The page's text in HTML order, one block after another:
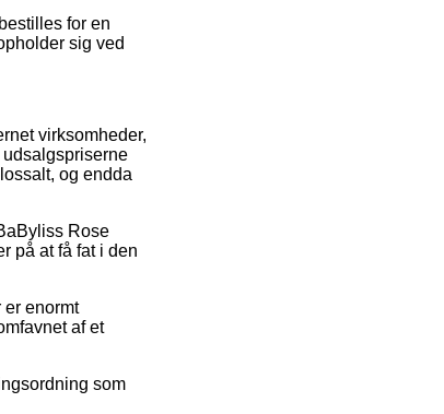
for en
sig ved
virksomheder,
og endda
Rose
på at få fat i den
enormt
af et
som